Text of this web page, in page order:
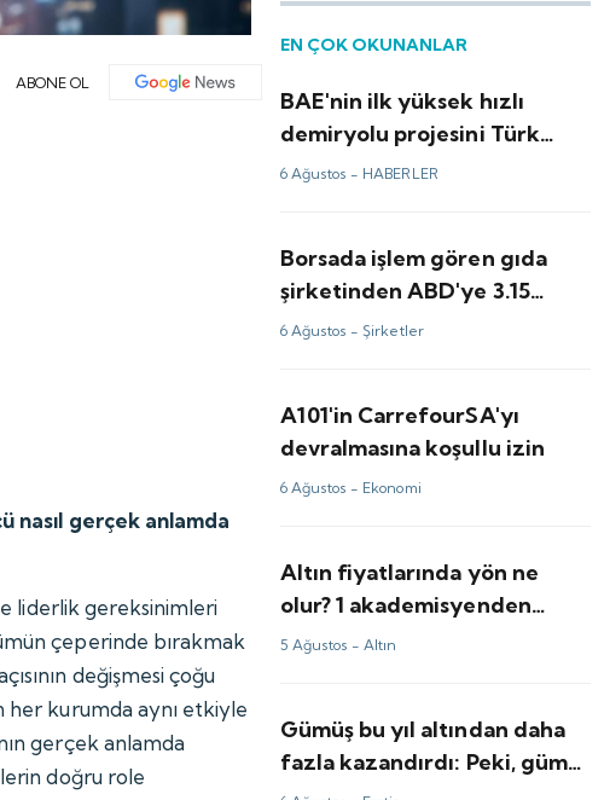
ABONE OL
nasıl gerçek anlamda
liderlik gereksinimleri
çeperinde bırakmak
değişmesi çoğu
kurumda aynı etkiyle
gerçek anlamda
doğru role
EN ÇOK OKUNANLAR
BAE'nin ilk yüksek hızlı
demiryolu projesini Türk
firması yapacak
6 Ağustos - HABERLER
Borsada işlem gören gıda
şirketinden ABD'ye 3.15
milyon dolarlık satış
6 Ağustos - Şirketler
A101'in CarrefourSA'yı
devralmasına koşullu izin
6 Ağustos - Ekonomi
Altın fiyatlarında yön ne
olur? 1 akademisyenden
yorum var
5 Ağustos -Altın
Gümüş bu yıl altından daha
fazla kazandırdı: Peki, gümüş
fiyatları için bundan sonrası